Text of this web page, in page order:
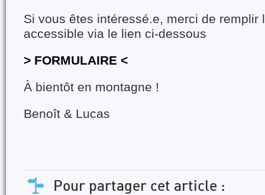
Si vous êtes intéressé.e, merci de remplir
accessible via le lien ci-dessous
> FORMULAIRE <
À bientôt en montagne !
Benoît & Lucas
Pour partager cet article :